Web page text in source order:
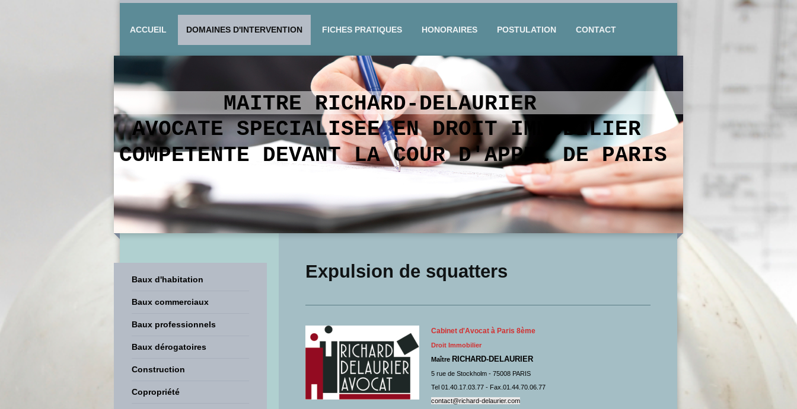
ACCUEIL DOMAINES D'INTERVENTION FICHES PRATIQUES HONORAIRES POSTULATION CONTACT
MAITRE RICHARD-DELAURIER
AVOCATE SPECIALISEE EN DROIT IMMOBILIER
COMPETENTE DEVANT LA COUR D'APPEL DE PARIS
Expulsion de squatters
Cabinet d'Avocat à Paris 8ème
Droit Immobilier
Maître RICHARD-DELAURIER
5 rue de Stockholm - 75008 PARIS
Tel 01.40.17.03.77 - Fax.01.44.70.06.77
contact@richard-delaurier.com
Baux d'habitation
Baux commerciaux
Baux professionnels
Baux dérogatoires
Construction
Copropriété